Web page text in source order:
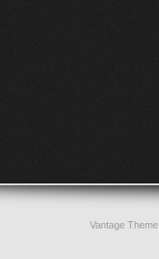
Vantage Theme,